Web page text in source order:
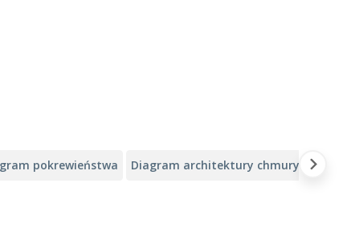
pokrewieństwa Diagram architektury chmury Alibaba